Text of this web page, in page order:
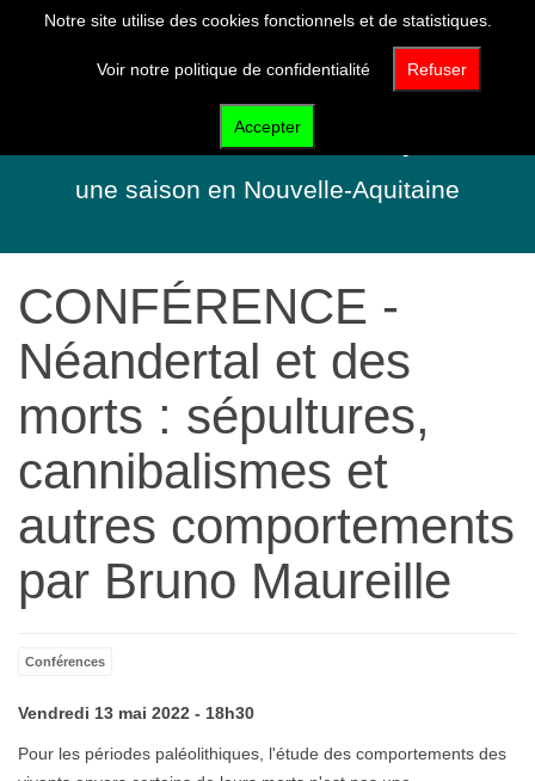
Néandertal l'Expo
une saison en Nouvelle-Aquitaine
CONFÉRENCE -
Néandertal et des
morts : sépultures,
cannibalismes et
autres comportements
par Bruno Maureille
Conférences
Vendredi 13 mai 2022 - 18h30
Pour les périodes paléolithiques, l'étude des comportements des
Notre site utilise des cookies fonctionnels et de statistiques.
Voir notre politique de confidentialité Refuser
Accepter